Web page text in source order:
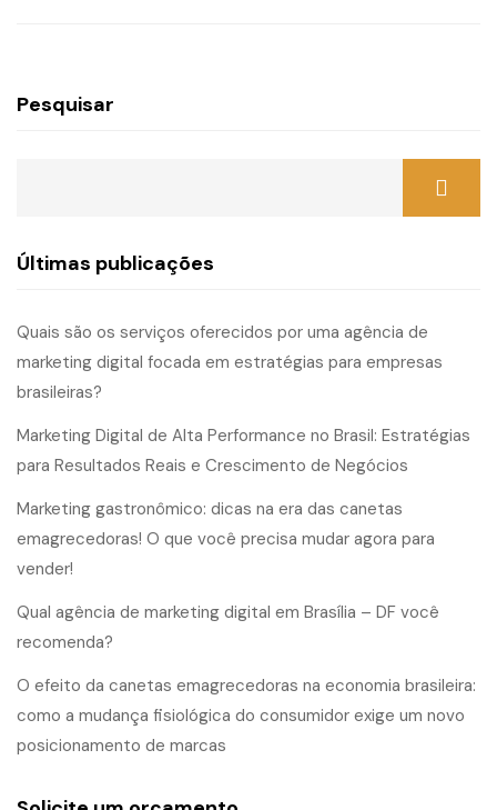
Pesquisar
Últimas publicações
Quais são os serviços oferecidos por uma agência de
marketing digital focada em estratégias para empresas
brasileiras?
Marketing Digital de Alta Performance no Brasil: Estratégias
para Resultados Reais e Crescimento de Negócios
Marketing gastronômico: dicas na era das canetas
emagrecedoras! O que você precisa mudar agora para
vender!
Qual agência de marketing digital em Brasília – DF você
recomenda?
O efeito da canetas emagrecedoras na economia brasileira:
como a mudança fisiológica do consumidor exige um novo
posicionamento de marcas